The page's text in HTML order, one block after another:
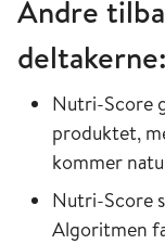
Andre
deltakerne:
Nutri-Score
produktet,
kommer
Nutri-Score
Algoritmen